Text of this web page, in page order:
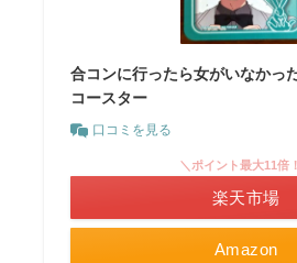
合コンに行ったら女がいなかっ
コースター
口コミを見る
Amazon
＼ポイント最大11倍
楽天市場